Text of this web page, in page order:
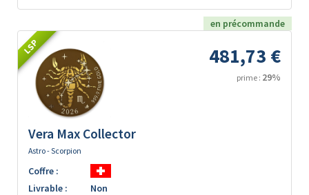
en précommande
LSP 481,73 €
prime : 29%
Vera Max Collector
Astro - Scorpion
Coffre :
Livrable :
Non